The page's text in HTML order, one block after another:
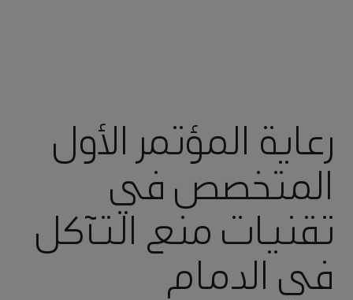
رعاية المؤتمر الأول
المتخصص في
تقنيات منع التآكل
في الدمام